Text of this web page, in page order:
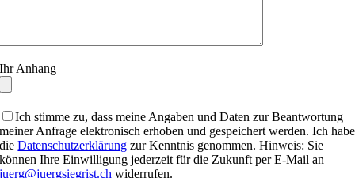
Ihr Anhang
Ich stimme zu, dass meine Angaben und Daten zur Beantwortung
meiner Anfrage elektronisch erhoben und gespeichert werden. Ich habe
dieDatenschutzerklärung zur Kenntnis genommen. Hinweis: Sie
können Ihre Einwilligung jederzeit für die Zukunft per E-Mail an
juerg@juergsiegrist.ch widerrufen.